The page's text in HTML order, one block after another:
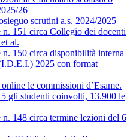
26
scrutini a.s. 2024/2025
n. 151 circa Collegio dei docenti
al.
150 circa disponibilità interna
2025 con format
le commissioni d’Esame.
gli studenti coinvolti, 13.900 le
n. 148 circa termine lezioni del 6